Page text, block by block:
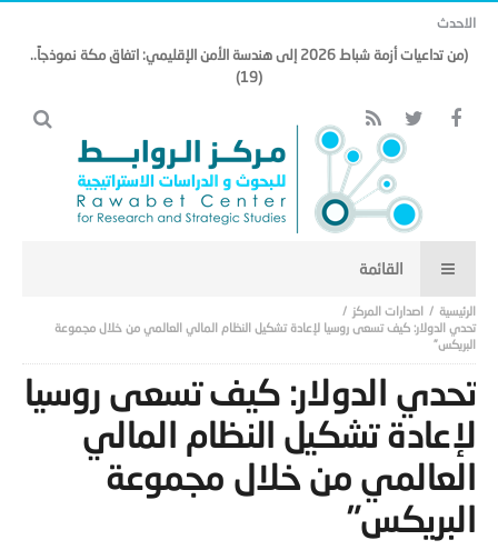
الاحدث
(من تداعيات أزمة شباط 2026 إلى هندسة الأمن الإقليمي: اتفاق مكة نموذجاً..
(19)
اصدارات المركز
تحدي الدولار: كيف تسعى روسيا لإعادة تشكيل النظام المالي العالمي من خلال مجموعة
البريكس”
تحدي الدولار: كيف تسعى روسيا
لإعادة تشكيل النظام المالي
العالمي من خلال مجموعة
البريكس”